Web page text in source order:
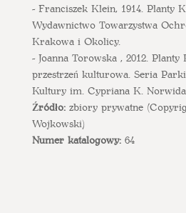
- Franciszek Klein, 1914. Planty
Wydawnictwo Towarzystwa
Krakowa i Okolicy.
- Joanna Torowska , 2012.
przestrzeń kulturowa. Seria
Kultury im. Cypriana K.
Źródło:zbiory prywatne
Wojkowski)
Numer katalogowy:64